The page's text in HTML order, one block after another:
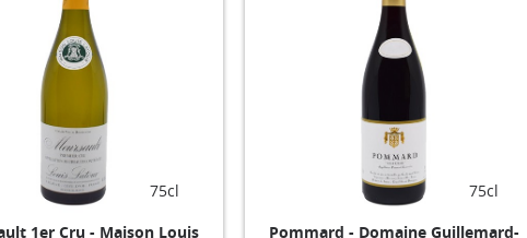
75cl
1er Cru - Maison Louis
75cl
Pommard - Domaine Guillemard-